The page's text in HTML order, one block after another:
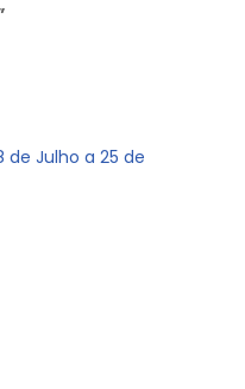
de Julho a 25 de